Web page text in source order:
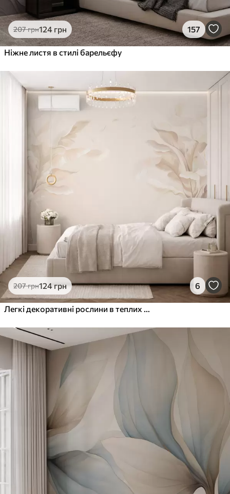
207грн124 грн 157
Ніжне листя в стилі барельєфу
207грн124грн 6
Легкі декоративні рослини в теплих кремових тонах